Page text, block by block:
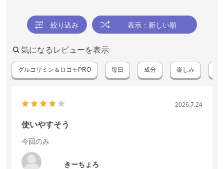
絞り込み 表示：新しい順
気になるレビューを表示
グルコサミン＆ロコモPRO 毎日 成分 楽しみ
2026.7.24
使いやすそう
今回のみ
きーちょろ